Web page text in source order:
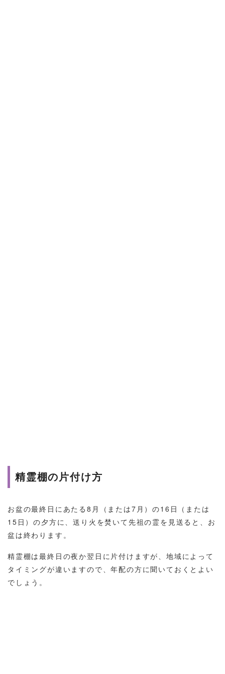
精霊棚の片付け方
お盆の最終日にあたる8月（または7月）の16日（または
15日）の夕方に、送り火を焚いて先祖の霊を見送ると、お
盆は終わります。
精霊棚は最終日の夜か翌日に片付けますが、地域によって
タイミングが違いますので、年配の方に聞いておくとよい
でしょう。